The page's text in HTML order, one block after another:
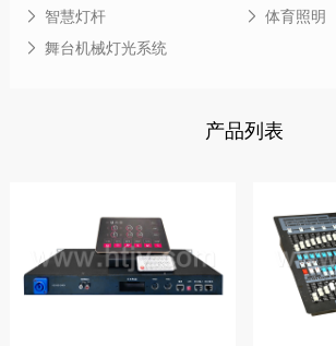
智慧灯杆
体育照明
舞台机械灯光系统
产品列表